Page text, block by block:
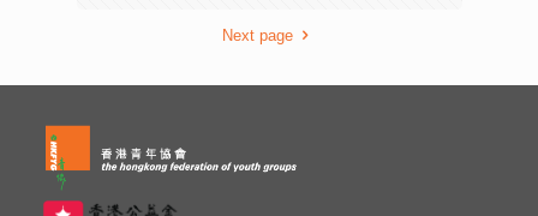
街亦為有需要的青少年提供短期住宿服務，詳情可瀏覽網站
Next page